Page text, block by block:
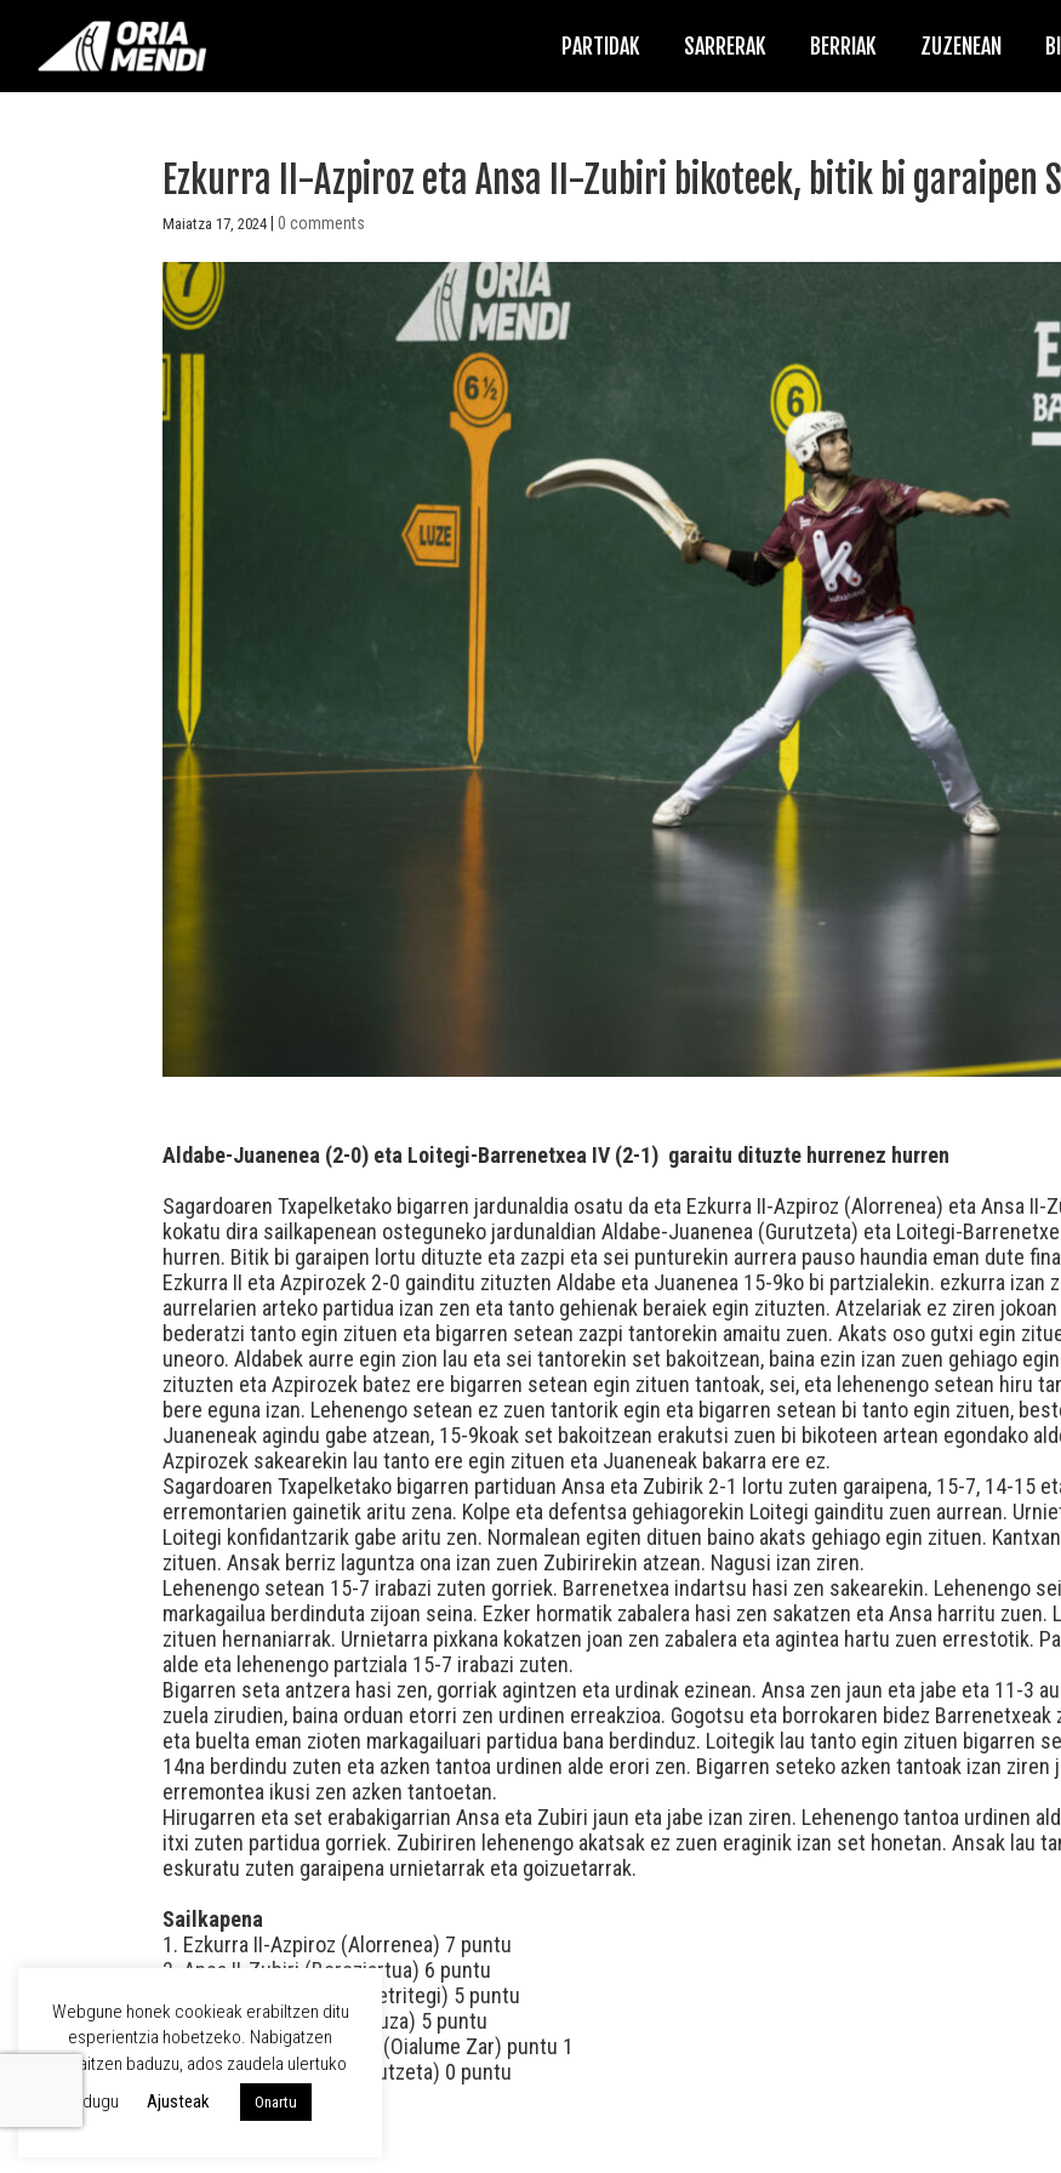
PARTIDAK SARRERAK BERRIAK ZUZENEAN
Ezkurra II-Azpiroz eta Ansa II-Zubiri bikoteek, bitik bi garaipen
Maiatza 17, 2024 |0 comments
Aldabe-Juanenea (2-0) eta Loitegi-Barrenetxea IV (2-1) garaitu dituzte hurrenez hurren
Sagardoaren Txapelketako bigarren jardunaldia osatu da eta Ezkurra II-Azpiroz (Alorrenea) eta Ansa
kokatu dira sailkapenean osteguneko jardunaldian Aldabe-Juanenea (Gurutzeta) eta Loitegi-
hurren. Bitik bi garaipen lortu dituzte eta zazpi eta sei punturekin aurrera pauso haundia eman dute
Ezkurra II eta Azpirozek 2-0 gainditu zituzten Aldabe eta Juanenea 15-9ko bi partzialekin. ezkurra izan
aurrelarien arteko partidua izan zen eta tanto gehienak beraiek egin zituzten. Atzelariak ez ziren
bederatzi tanto egin zituen eta bigarren setean zazpi tantorekin amaitu zuen. Akats oso gutxi egin
uneoro. Aldabek aurre egin zion lau eta sei tantorekin set bakoitzean, baina ezin izan zuen gehiago
zituzten eta Azpirozek batez ere bigarren setean egin zituen tantoak, sei, eta lehenengo setean hiru
bere eguna izan. Lehenengo setean ez zuen tantorik egin eta bigarren setean bi tanto egin zituen,
Juaneneak agindu gabe atzean, 15-9koak set bakoitzean erakutsi zuen bi bikoteen artean egondako
Azpirozek sakearekin lau tanto ere egin zituen eta Juaneneak bakarra ere ez.
Sagardoaren Txapelketako bigarren partiduan Ansa eta Zubirik 2-1 lortu zuten garaipena, 15-7, 14-15
erremontarien gainetik aritu zena. Kolpe eta defentsa gehiagorekin Loitegi gainditu zuen aurrean.
Loitegi konfidantzarik gabe aritu zen. Normalean egiten dituen baino akats gehiago egin zituen.
zituen. Ansak berriz laguntza ona izan zuen Zubirirekin atzean. Nagusi izan ziren.
Lehenengo setean 15-7 irabazi zuten gorriek. Barrenetxea indartsu hasi zen sakearekin. Lehenengo
markagailua berdinduta zijoan seina. Ezker hormatik zabalera hasi zen sakatzen eta Ansa harritu
zituen hernaniarrak. Urnietarra pixkana kokatzen joan zen zabalera eta agintea hartu zuen errestotik.
alde eta lehenengo partziala 15-7 irabazi zuten.
Bigarren seta antzera hasi zen, gorriak agintzen eta urdinak ezinean. Ansa zen jaun eta jabe eta 11-3
zuela zirudien, baina orduan etorri zen urdinen erreakzioa. Gogotsu eta borrokaren bidez
eta buelta eman zioten markagailuari partidua bana berdinduz. Loitegik lau tanto egin zituen bigarren
14na berdindu zuten eta azken tantoa urdinen alde erori zen. Bigarren seteko azken tantoak izan ziren
erremontea ikusi zen azken tantoetan.
Hirugarren eta set erabakigarrian Ansa eta Zubiri jaun eta jabe izan ziren. Lehenengo tantoa urdinen
itxi zuten partidua gorriek. Zubiriren lehenengo akatsak ez zuen eraginik izan set honetan. Ansak lau
eskuratu zuten garaipena urnietarrak eta goizuetarrak.
Sailkapena
1. Ezkurra II-Azpiroz (Alorrenea) 7 puntu
2. Ansa II-Zubiri (Bereziartua) 6 puntu
3. Segurola-Larrañaga (Petritegi) 5 puntu
4. Urriza-Martirena (Aburuza) 5 puntu
5. Loitegi-Barrenetxea IV (Oialume Zar) puntu 1
6. Aldabe-Juanenea (Gurutzeta) 0 puntu
Webgune honek cookieak erabiltzen ditu
esperientzia hobetzeko. Nabigatzen
jarraitzen baduzu, ados zaudela ulertuko
dugu
Ajusteak Onartu